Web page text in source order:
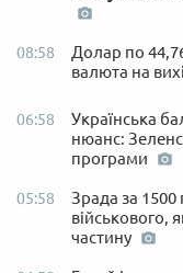
08:58
Долар по
валюта на
06:58
Українська
нюанс:
програми
05:58
Зрада за 1500
військового,
частину